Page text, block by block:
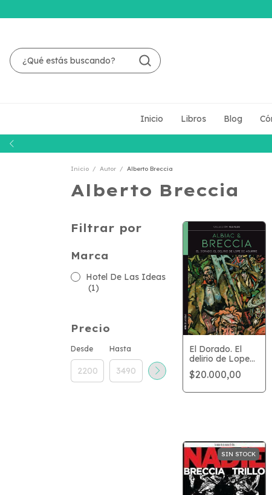
Inicio Libros Blog
Inicio / Autor / Alberto Breccia
Alberto Breccia
Filtrar por
Marca
Hotel De Las Ideas
(1)
Precio
Desde Hasta
El Dorado. El
delirio de Lope
de Aguirre
$20.000,00
SIN STOCK